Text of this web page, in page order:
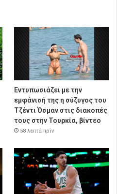
Εντυπωσιάζει με την
εμφάνισή της η σύζυγος του
Τζέντι Όσμαν στις διακοπές
τους στην Τουρκία, βίντεο
58 λεπτά πρίν